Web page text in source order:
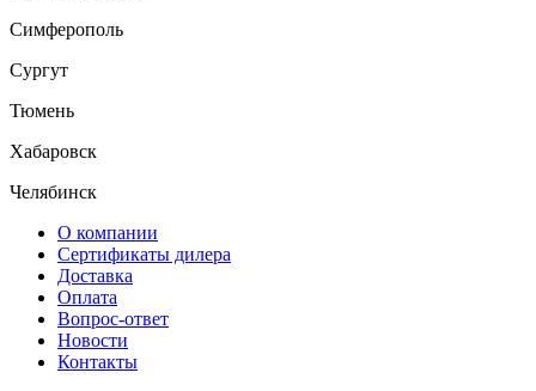
Симферополь
Сургут
Тюмень
Хабаровск
Челябинск
О компании
Сертификаты дилера
Доставка
Оплата
Вопрос-ответ
Новости
Контакты